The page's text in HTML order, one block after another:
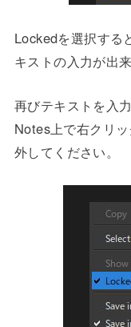
Lockedを選択する
キストの入力が出
再びテキストを入
Notes上で右クリ
外してください。